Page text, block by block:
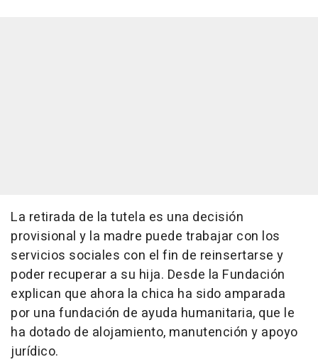
La retirada de la tutela es una decisión
provisional y la madre puede trabajar con los
servicios sociales con el fin de reinsertarse y
poder recuperar a su hija. Desde la Fundación
explican que ahora la chica ha sido amparada
por una fundación de ayuda humanitaria, que le
ha dotado de alojamiento, manutención y apoyo
jurídico.